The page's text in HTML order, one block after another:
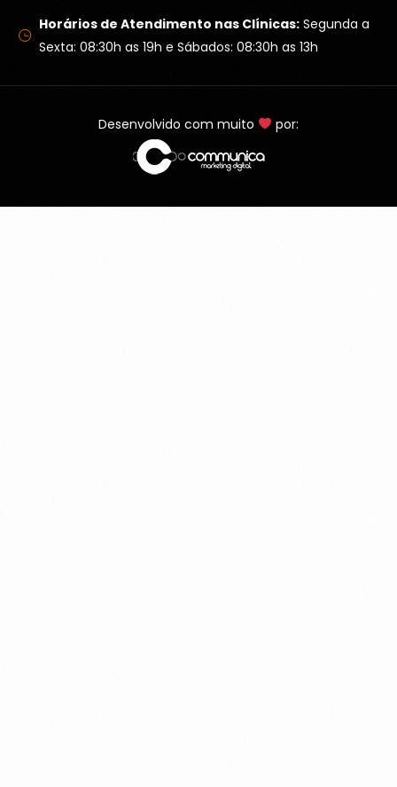
Horários de Atendimento nas Clínicas:Segunda a
Sexta: 08:30h as 19h e Sábados: 08:30h as 13h
Desenvolvido com muito por: